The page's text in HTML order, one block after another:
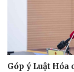
Góp ý Luật Hóa